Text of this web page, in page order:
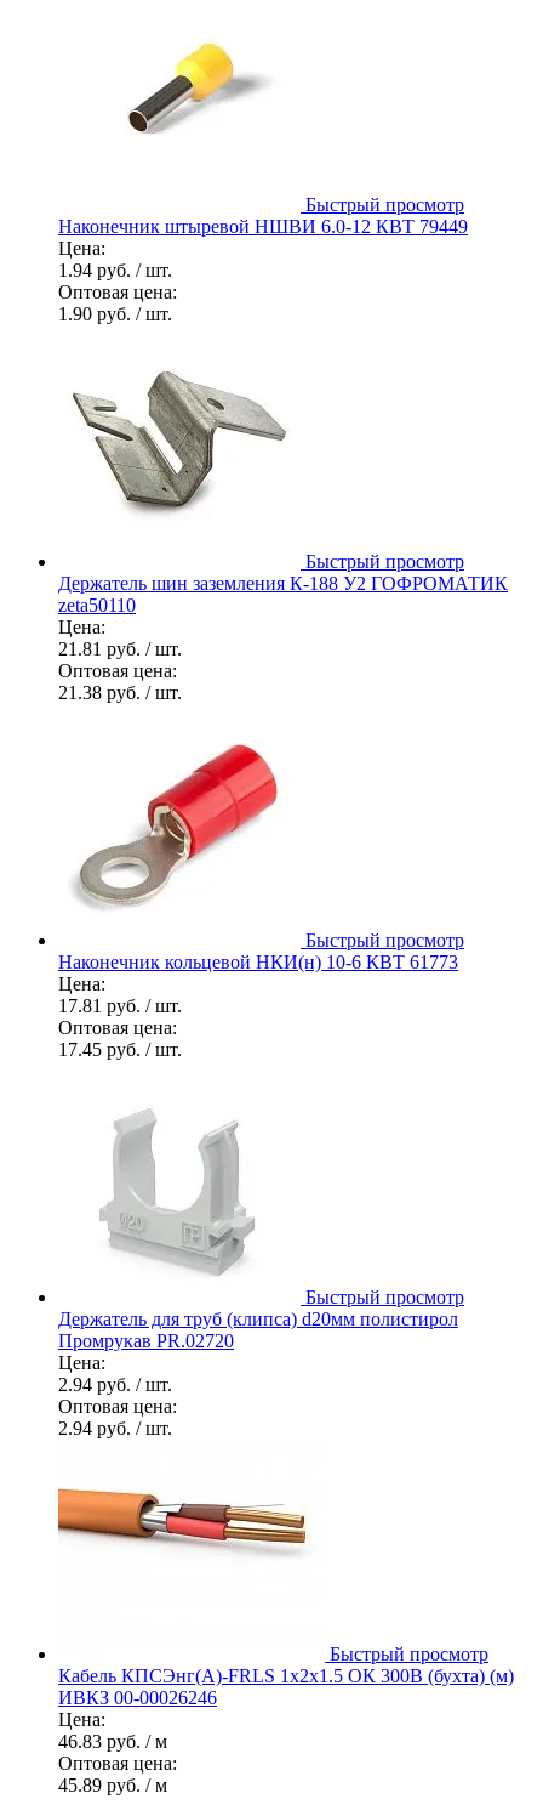
Быстрый просмотр
Наконечник штыревой НШВИ 6.0-12 КВТ 79449
Цена:
1.94 руб. / шт.
Оптовая цена:
1.90 руб. / шт.
Быстрый просмотр
Держатель шин заземления К-188 У2 ГОФРОМАТИК
zeta50110
Цена:
21.81 руб. / шт.
Оптовая цена:
21.38 руб. / шт.
Быстрый просмотр
Наконечник кольцевой НКИ(н) 10-6 КВТ 61773
Цена:
17.81 руб. / шт.
Оптовая цена:
17.45 руб. / шт.
Быстрый просмотр
Держатель для труб (клипса) d20мм полистирол
Промрукав PR.02720
Цена:
2.94 руб. / шт.
Оптовая цена:
2.94 руб. / шт.
Быстрый просмотр
Кабель КПСЭнг(А)-FRLS 1х2х1.5 ОК 300В (бухта) (м)
ИВКЗ 00-00026246
Цена:
46.83 руб. / м
Оптовая цена:
45.89 руб. / м